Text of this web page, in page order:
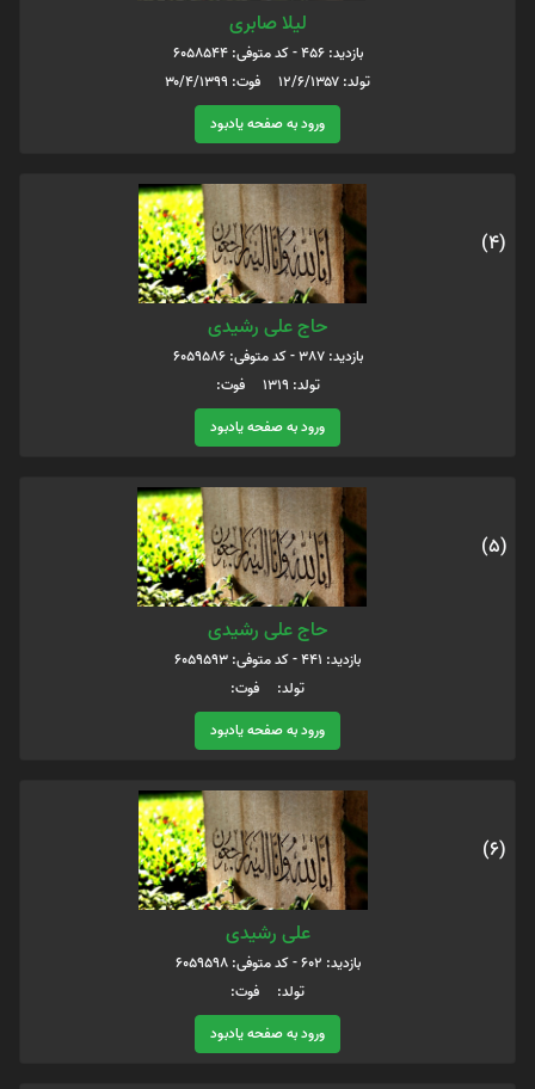
لیلا صابری
بازدید: 456 - کد متوفی: 6058544
تولد: ۱۲/۶/۱۳۵۷ فوت: ۳۰/۴/۱۳۹۹
ورود به صفحه یادبود
(4)
حاج علی رشیدی
بازدید: 387 - کد متوفی: 6059586
تولد: 1319 فوت:
ورود به صفحه یادبود
(5)
حاج علی رشیدی
بازدید: 441 - کد متوفی: 6059593
تولد: فوت:
ورود به صفحه یادبود
(6)
علی رشیدی
بازدید: 602 - کد متوفی: 6059598
تولد: فوت:
ورود به صفحه یادبود